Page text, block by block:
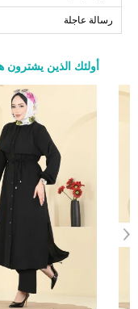
50
52
الحجم
44
رسالة عاجلة
أولئك الذين يشترون